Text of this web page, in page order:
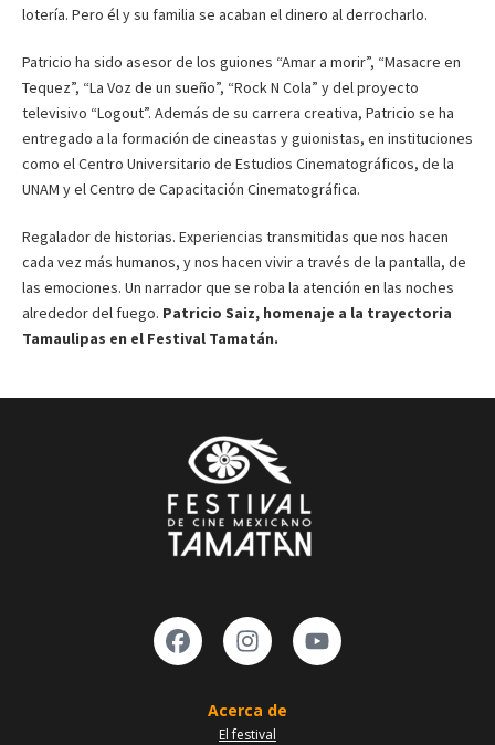
lotería. Pero él y su familia se acaban el dinero al derrocharlo.
Patricio ha sido asesor de los guiones “Amar a morir”, “Masacre en
Tequez”, “La Voz de un sueño”, “Rock N Cola” y del proyecto
televisivo “Logout”. Además de su carrera creativa, Patricio se ha
entregado a la formación de cineastas y guionistas, en instituciones
como el Centro Universitario de Estudios Cinematográficos, de la
UNAM y el Centro de Capacitación Cinematográfica.
Regalador de historias. Experiencias transmitidas que nos hacen
cada vez más humanos, y nos hacen vivir a través de la pantalla, de
las emociones. Un narrador que se roba la atención en las noches
alrededor del fuego. Patricio Saiz, homenaje a la trayectoria
Tamaulipas en el Festival Tamatán.
Acerca de
El festival